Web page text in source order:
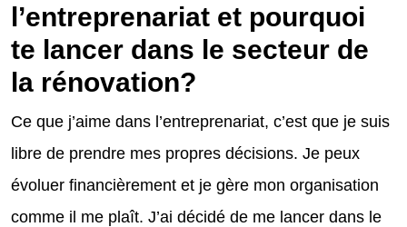
l’entreprenariat et pourquoi
te lancer dans le secteur de
la rénovation?
Ce que j’aime dans l’entreprenariat, c’est que je suis
libre de prendre mes propres décisions. Je peux
évoluer financièrement et je gère mon organisation
comme il me plaît. J’ai décidé de me lancer dans le